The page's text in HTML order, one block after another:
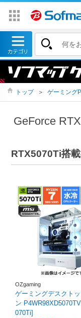
トップ ＞ ゲーミング
GeForce
RTX5070Ti搭
OZgaming
ゲーミングデスクト
ン
070Ti]